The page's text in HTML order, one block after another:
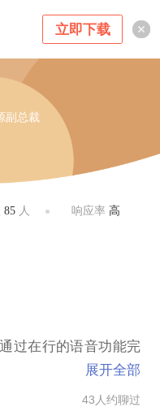
立即下载
副总裁
85人 响应率 高
过在行的语音功能完
己想做什么；
展开全部
43人约聊过